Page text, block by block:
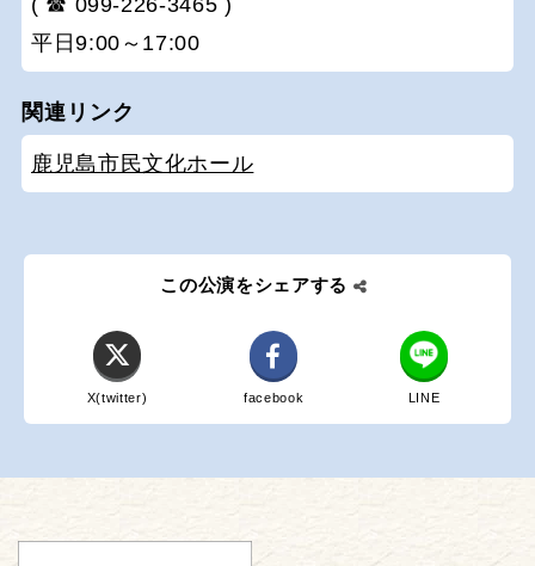
( ☎ 099-226-3465 )
平日9:00～17:00
関連リンク
鹿児島市民文化ホール
この公演をシェアする
X(twitter) facebook LINE